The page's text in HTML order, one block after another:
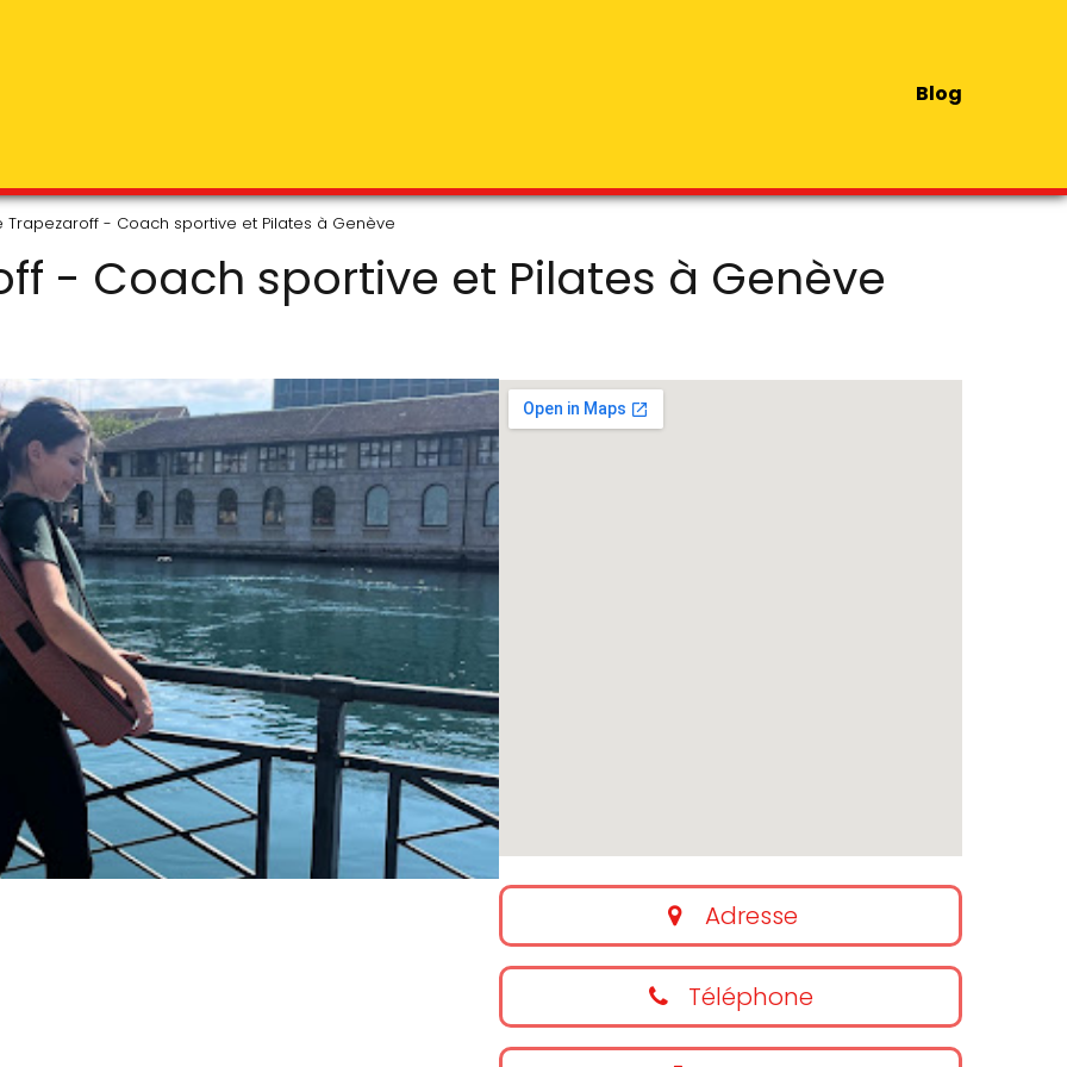
Blog
Trapezaroff - Coach sportive et Pilates à Genève
- Coach sportive et Pilates à Genève
Adresse
Téléphone